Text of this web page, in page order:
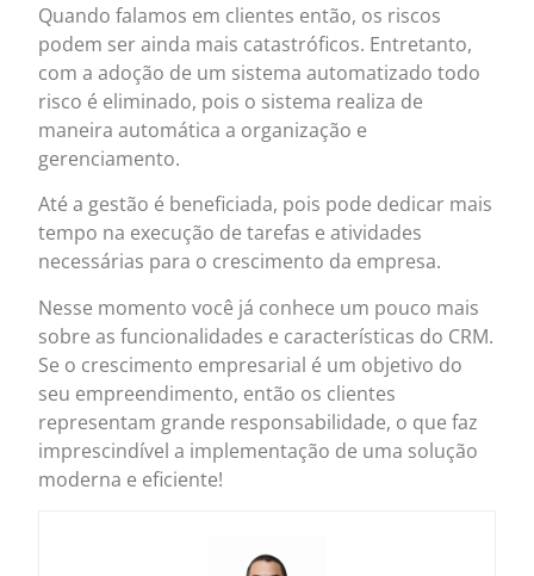
Quando falamos em clientes então, os riscos
podem ser ainda mais catastróficos. Entretanto,
com a adoção de um sistema automatizado todo
risco é eliminado, pois o sistema realiza de
maneira automática a organização e
gerenciamento.
Até a gestão é beneficiada, pois pode dedicar mais
tempo na execução de tarefas e atividades
necessárias para o crescimento da empresa.
Nesse momento você já conhece um pouco mais
sobre as funcionalidades e características do CRM.
Se o crescimento empresarial é um objetivo do
seu empreendimento, então os clientes
representam grande responsabilidade, o que faz
imprescindível a implementação de uma solução
moderna e eficiente!